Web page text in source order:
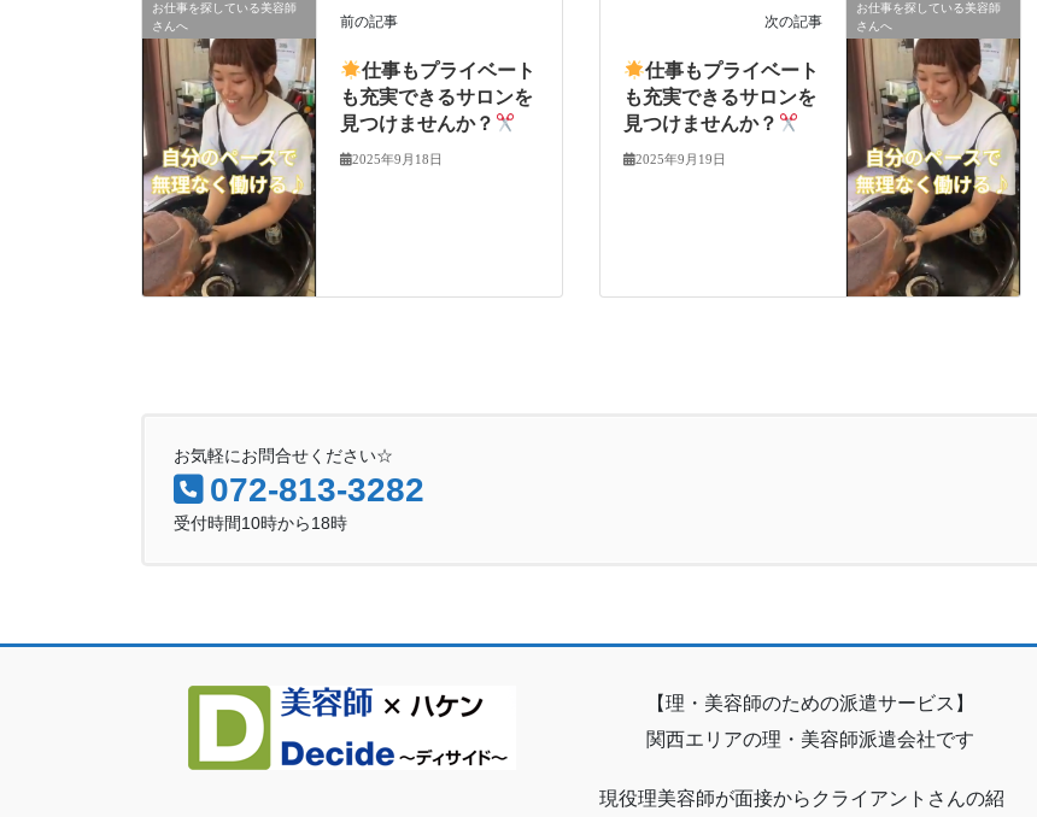
お仕事を探している美容師
さんへ
前の記事
仕事もプライベート
も充実できるサロンを
見つけませんか？
2025年9月18日
お仕事を探している美容師
さんへ
次の記事
仕事もプライベート
も充実できるサロンを
見つけませんか？
2025年9月19日
お気軽にお問合せください☆
072-813-3282
受付時間10時から18時
【理・美容師のための派遣サービス】
関西エリアの理・美容師派遣会社です
現役理美容師が面接からクライアントさんの紹